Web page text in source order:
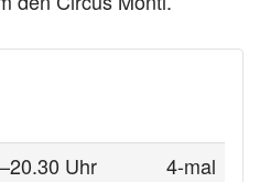
Uhr
4-mal